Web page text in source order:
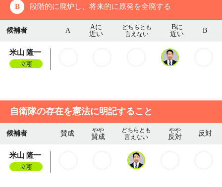
B 段階的に廃炉し、将来的に原発を全廃する
候補者 A
Aに
近い
どちらとも
言えない
Bに
近い
B
米山 隆一
立憲
自衛隊の存在を憲法に明記すること
候補者 賛成 やや
賛成
どちらとも
言えない
やや
反対 反対
米山 隆一
立憲